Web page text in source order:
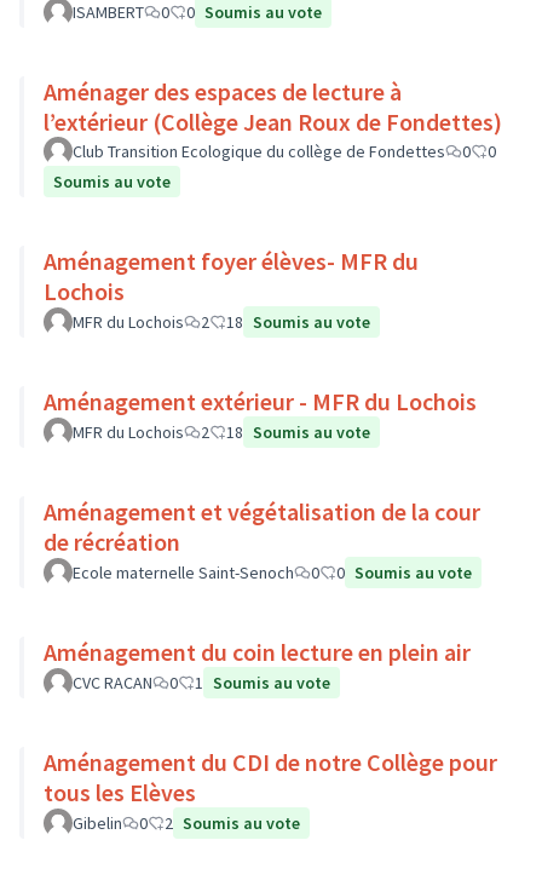
ISAMBERT 0 0 Soumis au vote
Aménager des espaces de lecture à
l’extérieur (Collège Jean Roux de Fondettes)
Club Transition Ecologique du collège de Fondettes 0
0
Soumis au vote
Aménagement foyer élèves- MFR du
Lochois
MFR du Lochois 2 18 Soumis au vote
Aménagement extérieur - MFR du Lochois
MFR du Lochois 2 18 Soumis au vote
Aménagement et végétalisation de la cour
de récréation
Ecole maternelle Saint-Senoch 0 0 Soumis au vote
Aménagement du coin lecture en plein air
CVC RACAN 0 1 Soumis au vote
Aménagement du CDI de notre Collège pour
tous les Elèves
Gibelin 0 2 Soumis au vote